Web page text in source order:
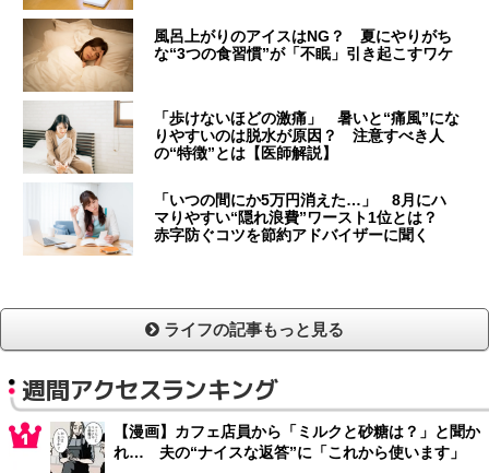
風呂上がりのアイスはNG？ 夏にやりがち
な“3つの食習慣”が「不眠」引き起こすワケ
「歩けないほどの激痛」 暑いと“痛風”にな
りやすいのは脱水が原因？ 注意すべき人
の“特徴”とは【医師解説】
「いつの間にか5万円消えた…」 8月にハ
マりやすい“隠れ浪費”ワースト1位とは？
赤字防ぐコツを節約アドバイザーに聞く
ライフの記事もっと見る
週間アクセスランキング
【漫画】カフェ店員から「ミルクと砂糖は？」と聞か
れ… 夫の“ナイスな返答”に「これから使います」